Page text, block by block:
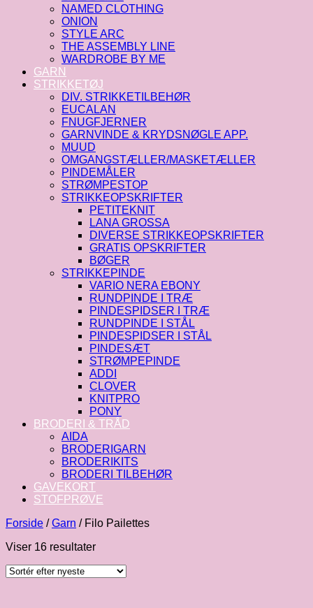
NAMED CLOTHING
ONION
STYLE ARC
THE ASSEMBLY LINE
WARDROBE BY ME
GARN
STRIKKETØJ
DIV. STRIKKETILBEHØR
EUCALAN
FNUGFJERNER
GARNVINDE & KRYDSNØGLE APP.
MUUD
OMGANGSTÆLLER/MASKETÆLLER
PINDEMÅLER
STRØMPESTOP
STRIKKEOPSKRIFTER
PETITEKNIT
LANA GROSSA
DIVERSE STRIKKEOPSKRIFTER
GRATIS OPSKRIFTER
BØGER
STRIKKEPINDE
VARIO NERA EBONY
RUNDPINDE I TRÆ
PINDESPIDSER I TRÆ
RUNDPINDE I STÅL
PINDESPIDSER I STÅL
PINDESÆT
STRØMPEPINDE
ADDI
CLOVER
KNITPRO
PONY
BRODERI & TRÅD
AIDA
BRODERIGARN
BRODERIKITS
BRODERI TILBEHØR
GAVEKORT
STOFPRØVE
Forside / Garn /Filo Pailettes
Viser 16 resultaterSorteret
seneste